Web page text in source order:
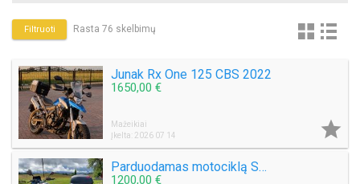
Filtruoti Rasta 76 skelbimų
Junak Rx One 125 CBS 2022
1650,00 €
Mažeikiai
Įkelta: 2026 07 14

Parduodamas motociklą Suzuki (J) XF 650
1200,00 €